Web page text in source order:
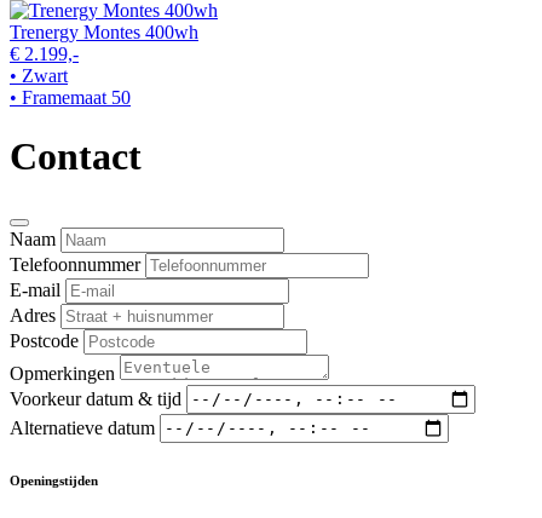
Trenergy Montes 400wh
€ 2.199,-
• Zwart
• Framemaat 50
Contact
Naam
Telefoonnummer
E-mail
Adres
Postcode
Opmerkingen
Voorkeur datum & tijd
Alternatieve datum
Openingstijden